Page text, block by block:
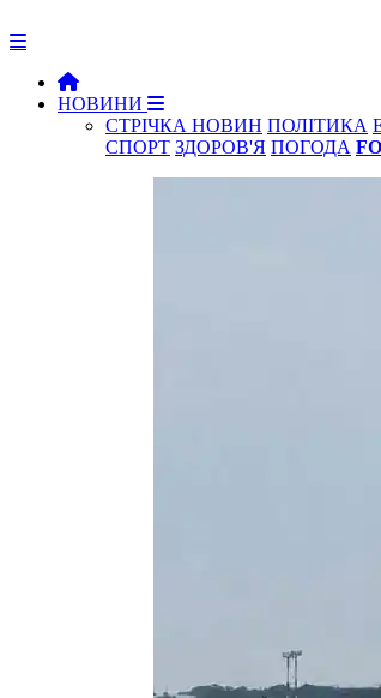
НОВИНИ
СТРІЧКА НОВИН ПОЛІТИКА
СПОРТ ЗДОРОВ'Я ПОГОДА